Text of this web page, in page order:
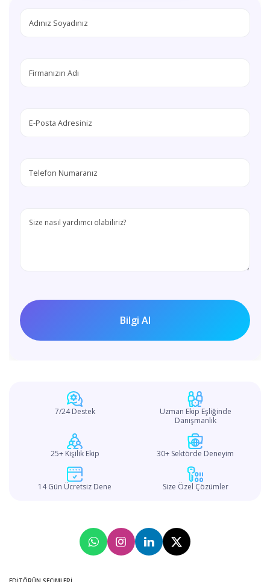
7/24 Destek
Uzman Ekip Eşliğinde
Danışmanlık
25+ Kişilik Ekip 30+ Sektörde Deneyim
14 Gün Ücretsiz Dene Size Özel Çözümler